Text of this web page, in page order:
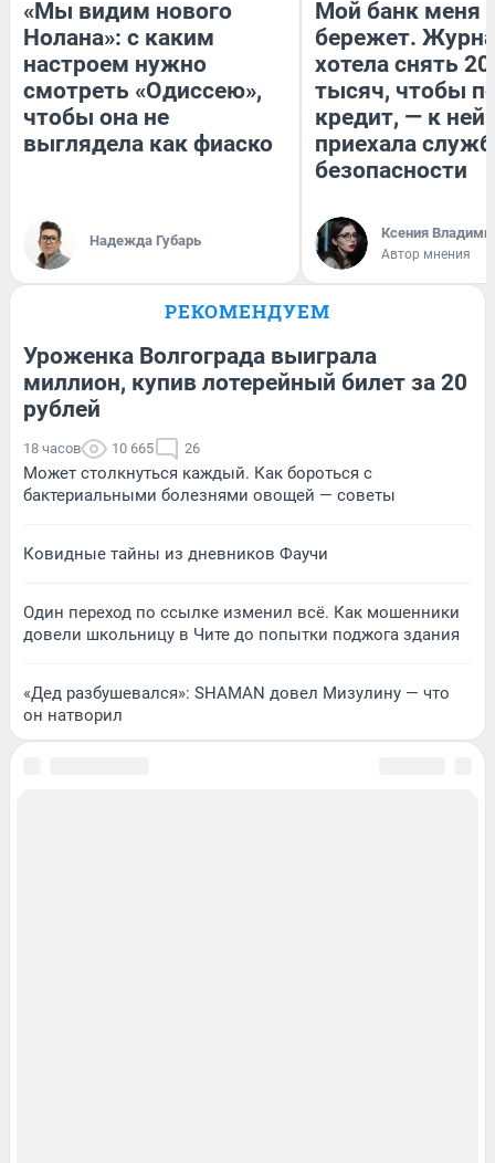
«Мы видим нового
Нолана»: с каким
настроем нужно
смотреть «Одиссею»,
чтобы она не
выглядела как фиаско
Надежда Губарь
Мой банк меня
бережет.
хотела снять
тысяч, чтобы
кредит, — к
приехала
безопасности
Ксения
Автор мнения
РЕКОМЕНДУЕМ
Уроженка Волгограда выиграла
миллион, купив лотерейный билет за 20
рублей
18 часов 10 665 26
Может столкнуться каждый. Как бороться с
бактериальными болезнями овощей — советы
Ковидные тайны из дневников Фаучи
Один переход по ссылке изменил всё. Как мошенники
довели школьницу в Чите до попытки поджога здания
«Дед разбушевался»: SHAMAN довел Мизулину — что
он натворил